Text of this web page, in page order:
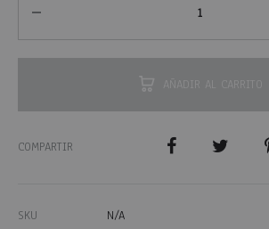
AÑADIR AL CARRITO
COMPARTIR
SKU
N/A